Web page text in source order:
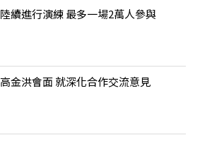
續進行演練 最多一場2萬人參與
金洪會面 就深化合作交流意見